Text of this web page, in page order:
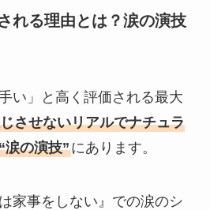
れる理由とは？涙の演技
い」と高く評価される最大
させないリアルでナチュラ
涙の演技”にあります。
家事をしない』での涙のシ